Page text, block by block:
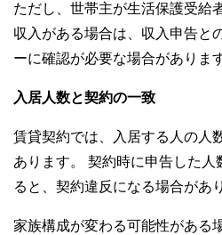
ただし、世帯主が生活保護受給
収入がある場合は、収入申告と
ーに確認が必要な場合があります
入居人数と契約の一致
賃貸契約では、入居する人の人
あります。 契約時に申告した人
ると、契約違反になる場合があ
家族構成が変わる可能性がある